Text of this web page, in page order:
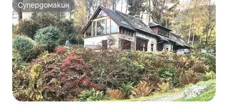
Супердомакин
Супердомакин